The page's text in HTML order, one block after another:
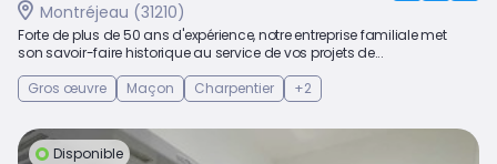
Montréjeau (31210)
Forte de plus de 50 ans d'expérience, notre entreprise familiale met
son savoir-faire historique au service de vos projets de...
Gros œuvre
Maçon Charpentier +2
Disponible